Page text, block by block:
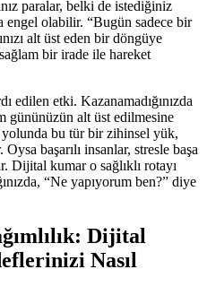
paralar, belki de istediğiniz
engel olabilir. “Bugün sadece bir
alt üst eden bir döngüye
bir irade ile hareket
edilen etki. Kazanamadığınızda
gününüzün alt üst edilmesine
bu tür bir zihinsel yük,
başarılı insanlar, stresle başa
Dijital kumar o sağlıklı rotayı
“Ne yapıyorum ben?” diye
Dijital
Nasıl